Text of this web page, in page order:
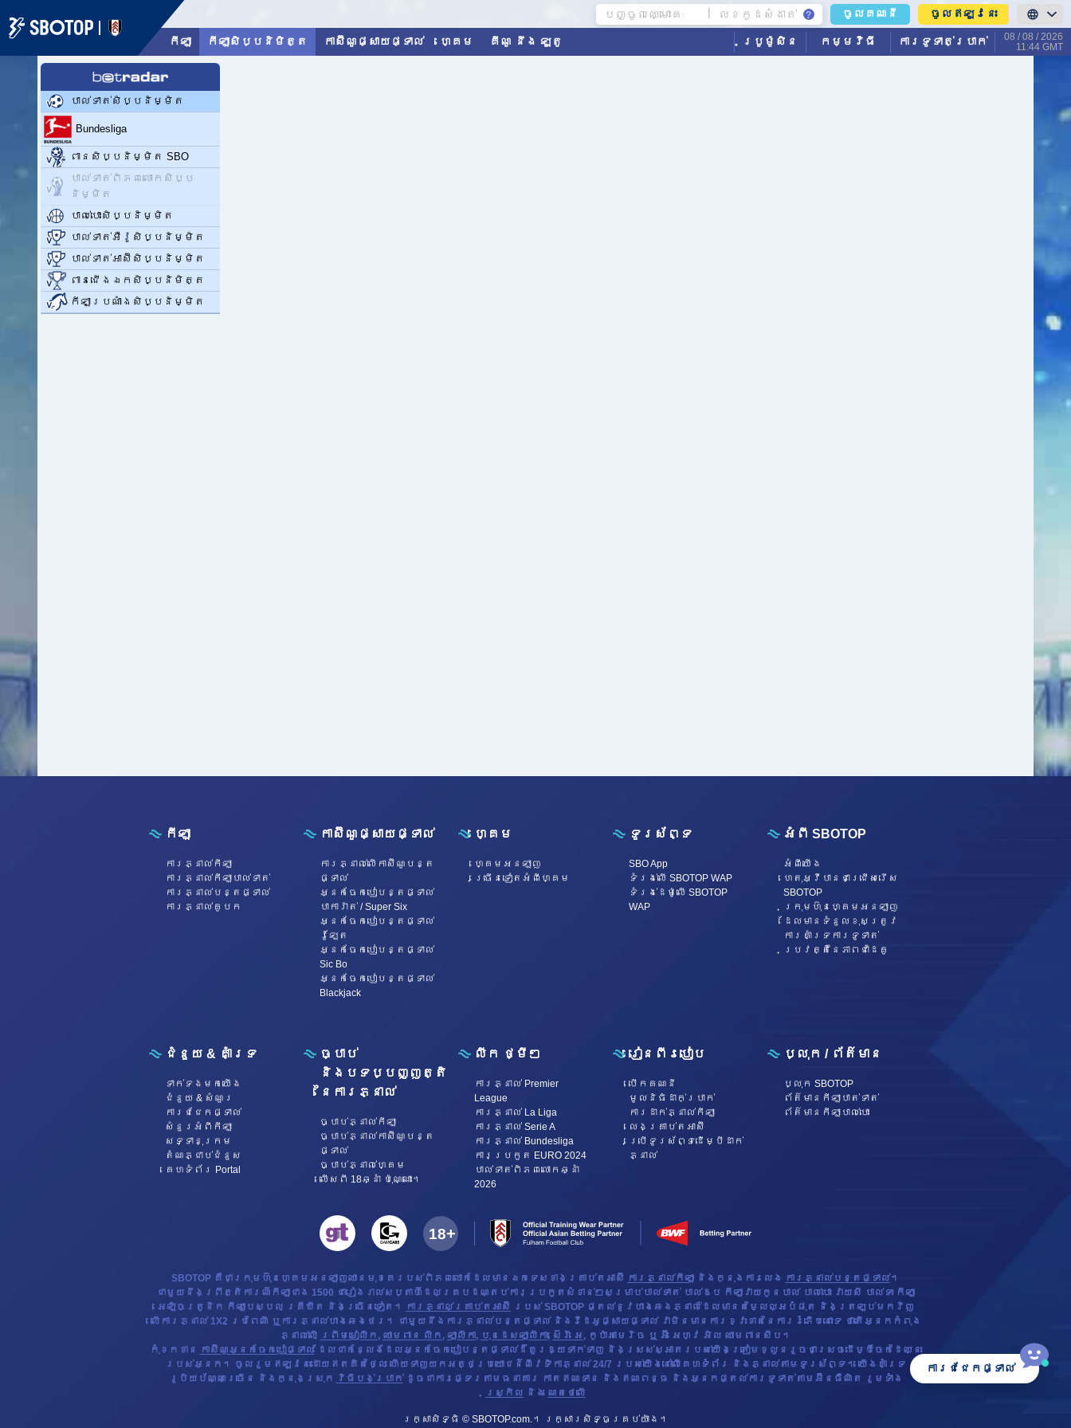
| ចូលគណនី ចូលឥឡូវនេះ
កីឡា កីឡាសិប្បនិមិត្ត កាស៊ីណូផ្សាយផ្ទាល់ ហ្គេម គីណូ នឹង ឡូតូ ប្រូម៉ូសិន កម្មវិធី ការទូទាត់ប្រាក់
08 / 08 / 2026
11:44 GMT
08/08/2026 07:44 PM GMT
បាល់ទាត់សិប្បនិម្មិត
Bundesliga
ពានសិប្បនិម្មិត SBO
បាល់ទាត់ពិភពលោកសិប្ប
និម្មិត
បាល់បោះសិប្បនិម្មិត
បាល់ទាត់អឺរ៉ូសិប្បនិម្មិត
បាល់ទាត់អាស៊ីសិប្បនិម្មិត
ពានជើងឯកសិប្បនិមិត្ត
កីឡាប្រណាំងសិប្បនិម្មិត
កីឡា
ការភ្នាល់កីឡា
ការភ្នាល់កីឡាបាល់ទាត់
ការភ្នាល់បន្តផ្ទាល់
ការភ្នាល់គូបក
កាស៊ីណូផ្សាយផ្ទាល់
ការភ្នាល់លើកាស៊ីណូបន្ត
ផ្ទាល់
អ្នកចែកបៀបន្តផ្ទាល់
បាការ៉ាត់ / Super Six
អ្នកចែកបៀបន្តផ្ទាល់
រ៉ូឡែត
អ្នកចែកបៀបន្តផ្ទាល់
Sic Bo
អ្នកចែកបៀបន្តផ្ទាល់
Blackjack
ហ្គេម
ហ្គេម​អន​ឡា​ញ
ច្រើនទៀតអំពីហ្គេម
ទូរស័ព្ទ
SBO App
ទំរង់លើ SBOTOP WAP
ទំរង់ដេម៉ូលើ SBOTOP
WAP
អំពី SBOTOP
អំពី​​យើង
ហេតុអ្វីបានជាជ្រើសរើស
SBOTOP
ក្រុមហ៊ុនហ្គេមអនឡាញ
ដែលមានទំនួលខុសត្រូវ
ការគាំទ្រការទូទាត់
ប្រវត្តិនៃភាពជាដៃគូ
ជំនួយ & គាំទ្រ
ទាក់ទង​មក​​យើង
ជំនួយ & សំណួរ
ការជជែកផ្ទាល់
សំនួរអំពីកីឡា
សទ្ទានុក្រម
តំណភ្ជាប់ជំនួស
គេហទំព័រ Portal
ច្បាប់
និងបទប្បញ្ញត្តិ
នៃការភ្នាល់
ច្បាប់ភ្នាល់កីឡា
ច្បាប់ភ្នាល់កាស៊ីណូបន្ត
ផ្ទាល់
ច្បាប់ភ្នាល់ហ្គេម
លើសពី 18ឆ្នាំ ប៉ុណ្ណោះ។
លីក ថ្មីៗ
ការភ្នាល់ Premier
League
ការភ្នាល់ La Liga
ការភ្នាល់ Serie A
ការភ្នាល់ Bundesliga
ការប្រកួត EURO 2024
​បាល់ទាត់​ពិភពលោកឆ្នាំ
2026
រៀនពីរបៀប
បើក​គណនី
មូលនិធិដាក់ប្រាក់
ការដាក់ភ្នាល់កីឡា
លេងគ្រាប់តអាស៊ី
ប្រើទូរស័ព្ទដើម្បីដាក់
ភ្នាល់
ប្លុក / ព័ត៌មាន
ប្លុក SBOTOP
ព័ត៌មានកីឡាបាត់ទាត់
ព័ត៌មានកីឡាបាល់បោះ
SBOTOP គឺជាក្រុមហ៊ុនហ្គេមអនឡាញឈានមុខគេរបស់ពិភពលោកដែលមានឯកទេសខាងគ្រាប់តអាស៊ី ការភ្នាល់កីឡា និងក្នុងការលេង ការភ្នាល់បន្តផ្ទាល់។
ជាមួយនឹងព្រឹត្តិការណ៍កីឡាជាង 1500 ជារៀងរាល់សប្តាហ៍ដែលគ្របដណ្តប់ការប្រកួតសំខាន់ៗសម្រាប់បាល់ទាត់ បាល់ឱប កីឡាវាយកូនបាល់ បាល់បោះ វាយសី បាល់ទះ កីឡា
អេឡិចត្រូនិក កីឡាបេស្បល គ្រីឃីត និងច្រើនទៀត។
ការភ្នាល់គ្រាប់តអាស៊ី
របស់ SBOTOP ផ្តល់នូវហាងឆេងភ្នាល់ដែលមានតម្លៃល្អបំផុត និងត្រឡប់មកវិញ
លើការភ្នាល់ 1X2 ប្រពៃណី ឬការភ្នាល់ហាងឆេងថេរ។ ជាមួយនឹងការភ្នាល់បន្តផ្ទាល់ និងវីដេអូផ្សាយផ្ទាល់ វាមិនមានការខ្វះខាតនៃការរំភើបនោះទេ ថាតើអ្នកកំពុង
ភ្នាល់លើ ព្រីមមៀលីក , ឈាមពាន លីក , ឡាលីកា, បុនដេសឡាលីកា, ស៊េរី អេ , កូប៉ាអាមេរិច ឬ អ៊ី អេហ្វ អិល ឈាមពានសីប។
កុំខកខាន
កាស៊ីណូអ្នកចែកបៀផ្ទាល់ដែលជាកន្លែងដែលអ្នកចែកបៀបន្តផ្ទាល់ដ៏គួរឱ្យទាក់ទាញ និងស្រស់ស្អាតរបស់យើងត្រៀមខ្លួនរួចជាស្រេចដើម្បីចែកដៃឈ្នះ
របស់អ្នក។ ចូលរួមឥឡូវនេះដោយឥតគិតថ្លៃ ហើយទាញយកអត្ថប្រយោជន៍ពីវេទិកាភ្នាល់ 24/7 របស់យើងនៅលើគេហទំព័រ និងភ្នាល់តាមទូរស័ព្ទ។ យើងគាំទ្រ
រូបិយប័ណ្ណច្រើន និងក្នុងស្រុក
វិធីបង់ប្រាក់ដូចជាការផ្ទេរតាមធនាគារ កាតឥណទាន និងឥណពន្ធ និងអ្នកផ្តល់ការទូទាត់តាមអ៊ីនធឺណិត រួមទាំង
ស្រ្កិល និង ណេតថេលើ
រក្សាសិទ្ធិ © SBOTOP.com.។ រក្សា​រ​សិទ្ធ​គ្រប់យ៉ាង។
ការជជែកផ្ទាល់